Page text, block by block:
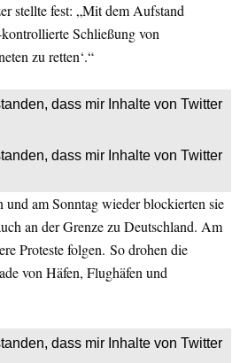
stellte fest: „Mit dem Aufstand
Schließung von
zu retten‘.“
dass mir Inhalte von Twitter
dass mir Inhalte von Twitter
und am Sonntag wieder blockierten sie
an der Grenze zu Deutschland. Am
Proteste folgen. So drohen die
von Häfen, Flughäfen und
dass mir Inhalte von Twitter